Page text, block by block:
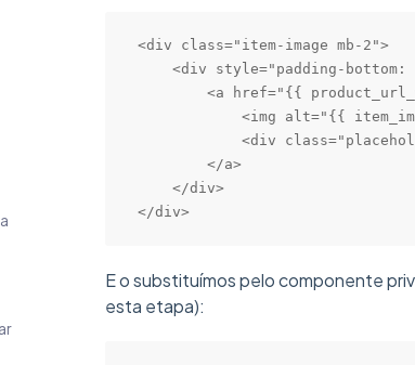
<div class="item-image mb-2">
<div style="padding-
<a href="{{
<img alt="{{
<div
        </a>
    </div>
</div>
E o substituímos pelo componente
esta etapa):